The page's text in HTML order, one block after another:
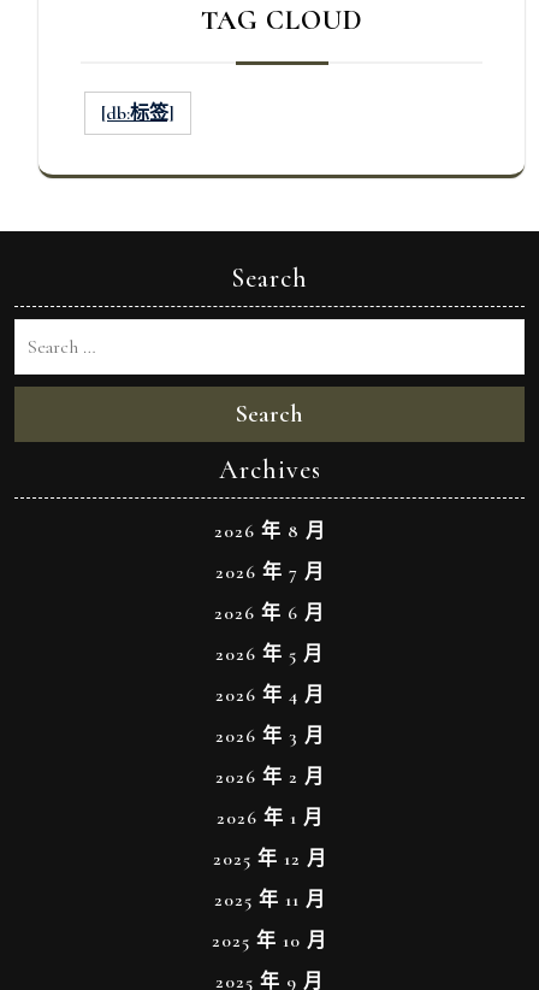
TAG CLOUD
[db:标签]
Search
Search
Archives
2026 年 8 月
2026 年 7 月
2026 年 6 月
2026 年 5 月
2026 年 4 月
2026 年 3 月
2026 年 2 月
2026 年 1 月
2025 年 12 月
2025 年 11 月
2025 年 10 月
2025 年 9 月